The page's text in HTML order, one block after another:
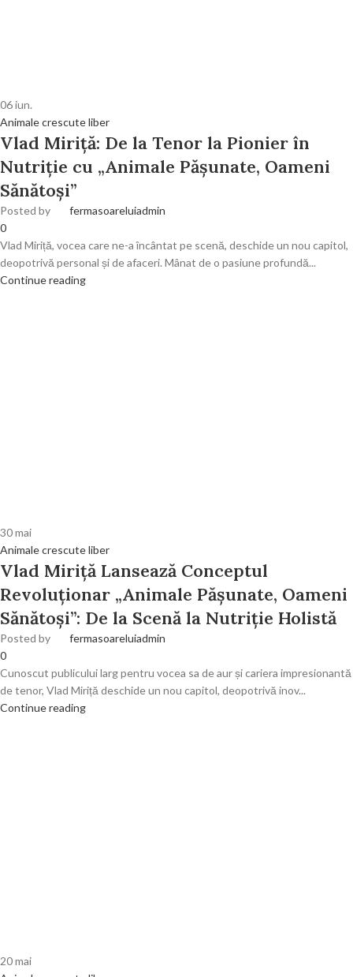
06iun.
Animale crescute liber
Vlad Miriță: De la Tenor la Pionier în
Nutriție cu „Animale Pășunate, Oameni
Sănătoși”
Posted by
fermasoareluiadmin
0
Vlad Miriță, vocea care ne-a încântat pe scenă, deschide un nou capitol,
deopotrivă personal și de afaceri. Mânat de o pasiune profundă...
Continue reading
30mai
Animale crescute liber
Vlad Miriță Lansează Conceptul
Revoluționar „Animale Pășunate, Oameni
Sănătoși”: De la Scenă la Nutriție Holistă
Posted by
fermasoareluiadmin
0
Cunoscut publicului larg pentru vocea sa de aur și cariera impresionantă
de tenor, Vlad Miriță deschide un nou capitol, deopotrivă inov...
Continue reading
20mai